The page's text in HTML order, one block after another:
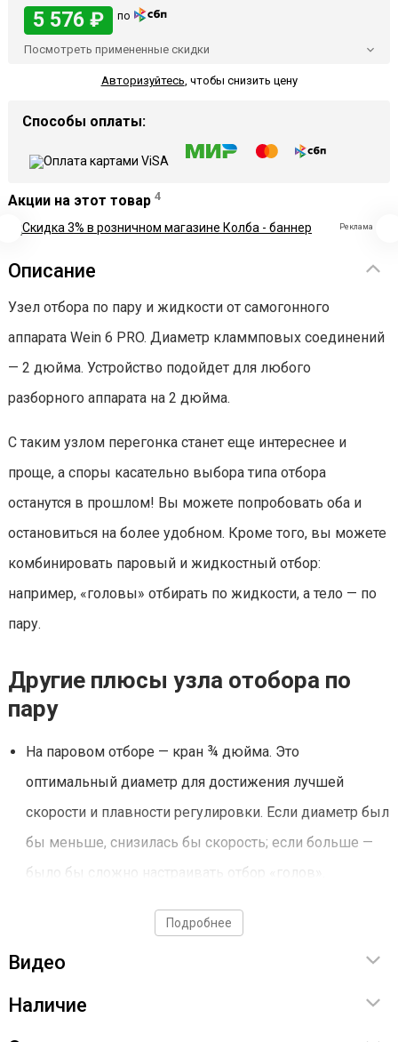
5 576 ₽ по
Посмотреть примененные скидки
Авторизуйтесь чтобы снизить цену
Способы оплаты:
Акции на этот товар 4
Реклама
Описание
Узел отбора по пару и жидкости от самогонного
аппарата Wein 6 PRO. Диаметр кламмповых соединений
— 2 дюйма. Устройство подойдет для любого
разборного аппарата на 2 дюйма.
С таким узлом перегонка станет еще интереснее и
проще, а споры касательно выбора типа отбора
останутся в прошлом! Вы можете попробовать оба и
остановиться на более удобном. Кроме того, вы можете
комбинировать паровый и жидкостный отбор:
например, «головы» отбирать по жидкости, а тело — по
пару.
Другие плюсы узла отобора по
пару
На паровом отборе — кран ¾ дюйма. Это
оптимальный диаметр для достижения лучшей
скорости и плавности регулировки. Если диаметр был
бы меньше, снизилась бы скорость; если больше —
было бы сложно настраивать отбор «голов».
облегчает подключение и настройку узла.
Есть диопт, позволяющий контролировать захлеб
Подробнее
Видео
Наличие